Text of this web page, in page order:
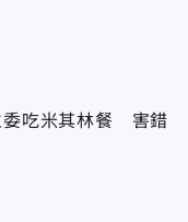
委吃米其林餐 害錯